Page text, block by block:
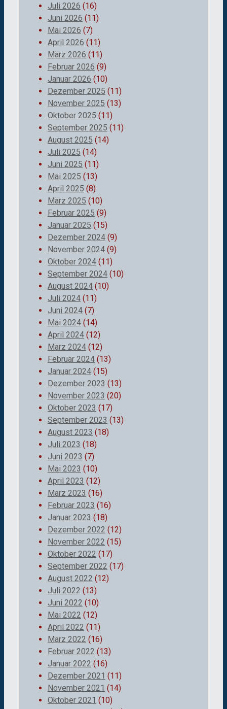
Juli 2026 (16)
Juni 2026 (11)
Mai 2026 (7)
April 2026 (11)
März 2026 (11)
Februar 2026 (9)
Januar 2026 (10)
Dezember 2025 (11)
November 2025 (13)
Oktober 2025 (11)
September 2025 (11)
August 2025 (14)
Juli 2025 (14)
Juni 2025 (11)
Mai 2025 (13)
April 2025 (8)
März 2025 (10)
Februar 2025 (9)
Januar 2025 (15)
Dezember 2024 (9)
November 2024 (9)
Oktober 2024 (11)
September 2024 (10)
August 2024 (10)
Juli 2024 (11)
Juni 2024 (7)
Mai 2024 (14)
April 2024 (12)
März 2024 (12)
Februar 2024 (13)
Januar 2024 (15)
Dezember 2023 (13)
November 2023 (20)
Oktober 2023 (17)
September 2023 (13)
August 2023 (18)
Juli 2023 (18)
Juni 2023 (7)
Mai 2023 (10)
April 2023 (12)
März 2023 (16)
Februar 2023 (16)
Januar 2023 (18)
Dezember 2022 (12)
November 2022 (15)
Oktober 2022 (17)
September 2022 (17)
August 2022 (12)
Juli 2022 (13)
Juni 2022 (10)
Mai 2022 (12)
April 2022 (11)
März 2022 (16)
Februar 2022 (13)
Januar 2022 (16)
Dezember 2021 (11)
November 2021 (14)
Oktober 2021 (10)